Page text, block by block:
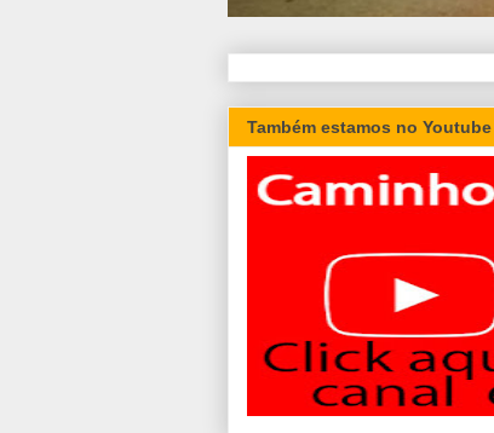
Também estamos no Youtube